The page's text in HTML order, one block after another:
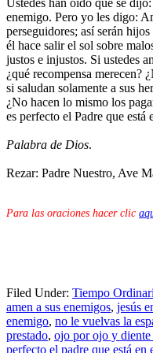
enemigo. Pero yo les digo:
perseguidores; así serán
él hace salir el sol sobre
justos e injustos. Si ustedes
¿qué recompensa merecen?
si saludan solamente a sus
¿No hacen lo mismo los
es perfecto el Padre que está
Palabra de Dios.
Rezar: Padre Nuestro, Ave
Para las oraciones hacer clic
Filed Under: Tiempo
amen a sus enemigos, jesús
enemigo, no le vuelvas la
prestado, ojo por ojo y diente
perfecto el padre que está en